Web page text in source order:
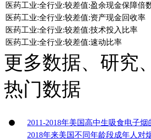
医药工业:全行业:较差值:盈余现金保障倍
医药工业:全行业:较差值:资产现金回收率
医药工业:全行业:较差值:技术投入比率
医药工业:全行业:较差值:速动比率
更多数据、研究
热门数据
2011-2018年美国高中生吸食电子烟
2018年来美国不同年龄段成年人对